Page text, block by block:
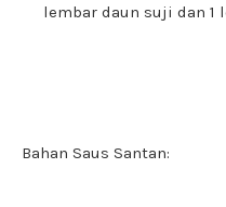
lembar daun suji dan 1
Bahan Saus Santan: